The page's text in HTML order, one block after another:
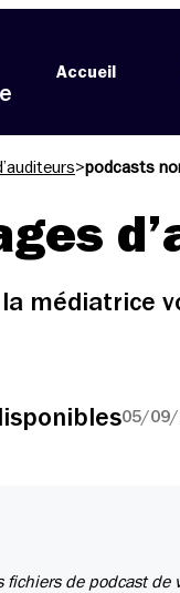
Accueil
>podcasts
médiatrice
05/09/
de podcast de